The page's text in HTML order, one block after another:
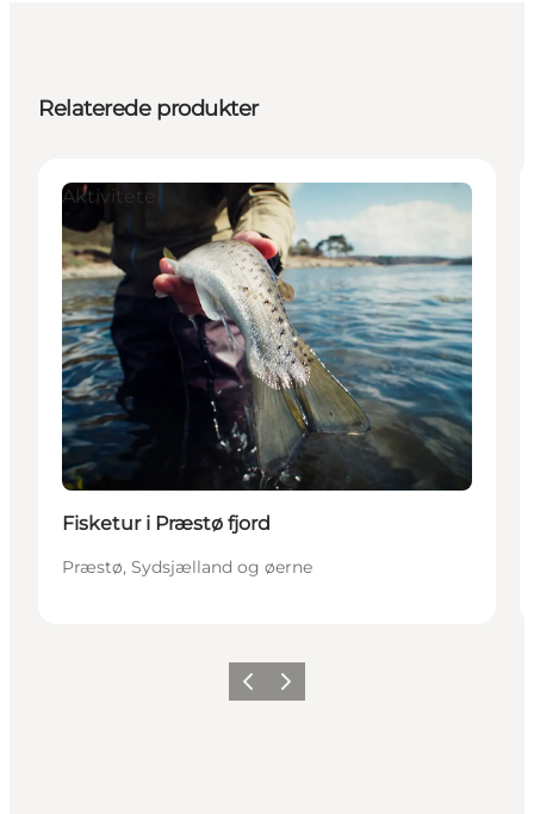
Relaterede produkter
Aktiviteter
Fisketur i Præstø fjord
Præstø, Sydsjælland og øerne
ForrigeNæste